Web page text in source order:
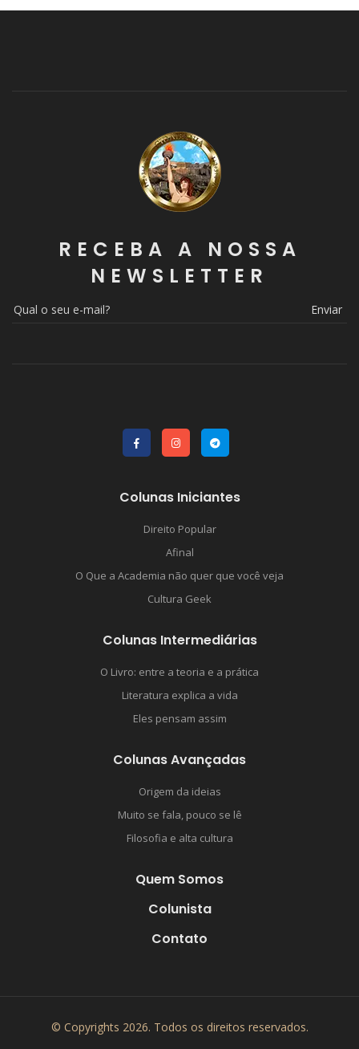
RECEBA A NOSSA
NEWSLETTER
Enviar
Colunas Iniciantes
Direito Popular
Afinal
O Que a Academia não quer que você veja
Cultura Geek
Colunas Intermediárias
O Livro: entre a teoria e a prática
Literatura explica a vida
Eles pensam assim
Colunas Avançadas
Origem da ideias
Muito se fala, pouco se lê
Filosofia e alta cultura
Quem Somos
Colunista
Contato
© Copyrights 2026. Todos os direitos reservados.